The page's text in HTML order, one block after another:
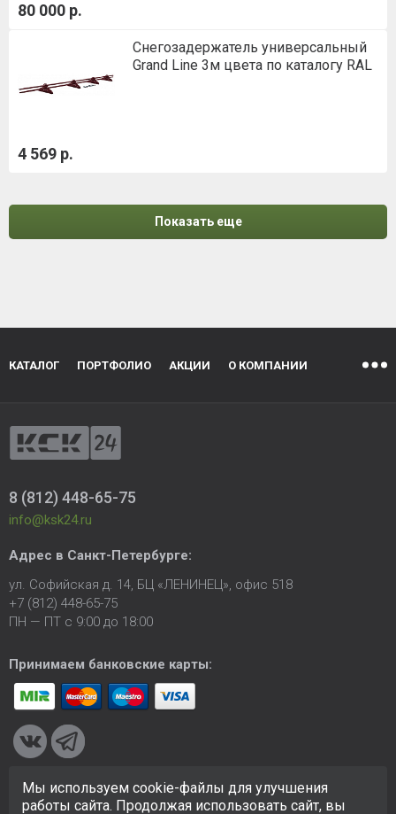
80 000 р.
Снегозадержатель универсальный
Grand Line 3м цвета по каталогу RAL
4 569 р.
Показать еще
КАТАЛОГ ПОРТФОЛИО АКЦИИ О КОМПАНИИ
8 (812) 448-65-75
info@ksk24.ru
Адрес в Санкт-Петербурге:
ул. Софийская д. 14, БЦ «ЛЕНИНЕЦ», офис 518
+7 (812) 448-65-75
ПН — ПТ с 9:00 до 18:00
Принимаем банковские карты:
© 2005-2026 ООО «КСК». Сайтhttps://ksk24.ruсоздан
Мы используем cookie-файлы для улучшения
работы сайта. Продолжая использовать сайт, вы